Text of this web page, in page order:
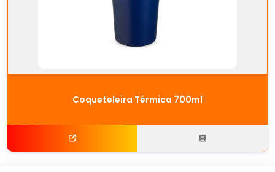
Coqueteleira Térmica 700ml